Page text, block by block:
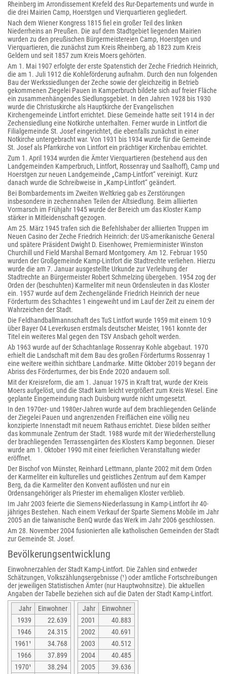
Rheinberg im Arrondissement Krefeld des Rur-Departements und wurde in
die drei Mairien Camp, Hoerstgen und Vierquartieren gegliedert.
Nach dem Wiener Kongress 1815 fiel ein großer Teil des linken
Niederrheins an Preußen. Die auf dem Stadtgebiet liegenden Mairien
wurden zu den preußischen Bürgermeistereien Camp, Hoerstgen und
Vierquartieren, die zunächst zum Kreis Rheinberg, ab 1823 zum Kreis
Geldern und seit 1857 zum Kreis Moers gehörten.
Am 1. Mai 1907 erfolgte der erste Spatenstich der Zeche Friedrich Heinrich,
die am 1. Juli 1912 die Kohleförderung aufnahm. Durch den nun folgenden
Bau der Werkssiedlungen der Zeche sowie der gleichzeitig in Betrieb
gekommenen Ziegelei Pauen in Kamperbruch bildete sich auf freier Fläche
ein zusammenhängendes Siedlungsgebiet. In den Jahren 1928 bis 1930
wurde die Christuskirche als Hauptkirche der Evangelischen
Kirchengemeinde Lintfort errichtet. Diese Gemeinde hatte seit 1914 in der
Zechensiedlung eine Notkirche unterhalten. Ferner wurde in Lintfort die
Filialgemeinde St. Josef eingerichtet, die ebenfalls zunächst in einer
Notkirche untergebracht war. Von 1931 bis 1934 wurde für die Gemeinde
St. Josef als Pfarrkirche von Lintfort ein prächtiger Kirchenbau errichtet.
Zum 1. April 1934 wurden die Ämter Vierquartieren (bestehend aus den
Landgemeinden Kamperbruch, Lintfort, Rossenray und Saalhoff), Camp und
Hoerstgen zur neuen Landgemeinde „Camp-Lintfort“ vereinigt. Kurz
danach wurde die Schreibweise in „Kamp-Lintfort“ geändert.
Bei Bombardements im Zweiten Weltkrieg gab es Zerstörungen
insbesondere in zechennahen Teilen der Altsiedlung. Beim alliierten
Vormarsch im Frühjahr 1945 wurde der Bereich um das Kloster Kamp
stärker in Mitleidenschaft gezogen.
Am 25. März 1945 trafen sich die Befehlshaber der alliierten Truppen im
Neuen Casino der Zeche Friedrich Heinrich: der US-amerikanische General
und spätere Präsident Dwight D. Eisenhower, Premierminister Winston
Churchill und Field Marshal Bernard Montgomery. Am 12. Februar 1950
wurden der Großgemeinde Kamp-Lintfort die Stadtrechte verliehen. Hierzu
wurde die am 7. Januar ausgestellte Urkunde zur Verleihung der
Stadtrechte an Bürgermeister Robert Schmelzing übergeben. 1954 zog der
Orden der (beschuhten) Karmeliter mit neun Ordensleuten in das Kloster
ein. 1957 wurde auf dem Zechengelände Friedrich Heinrich der neue
Förderturm des Schachtes 1 eingeweiht und im Lauf der Zeit zu einem der
Wahrzeichen der Stadt.
Die Feldhandballmannschaft des TuS Lintfort wurde 1959 mit einem 10:9
über Bayer 04 Leverkusen erstmals deutscher Meister, 1961 konnte der
Titel ein weiteres Mal gegen den TSV Ansbach geholt werden.
Ab 1963 wurde auf der Schachtanlage Rossenray Kohle abgebaut. 1970
erhielt die Landschaft mit dem Bau des großen Förderturms Rossenray 1
eine weitere weithin sichtbare Landmarke. Mitte Oktober 2019 begann der
Abriss des Förderturmes, der bis Ende 2020 andauern soll.
Mit der Kreisreform, die am 1. Januar 1975 in Kraft trat, wurde der Kreis
Moers aufgelöst, und die Stadt kam leicht vergrößert zum Kreis Wesel. Eine
geplante Eingemeindung nach Duisburg wurde nicht umgesetzt.
In den 1970er- und 1980er-Jahren wurde auf dem brachliegenden Gelände
der Ziegelei Pauen und angrenzenden Freiflächen eine völlig neu
konzipierte Innenstadt mit neuem Rathaus errichtet. Diese bilden seither
das kommunale Zentrum der Stadt. 1988 wurde mit der Wiederherstellung
der brachliegenden Terrassengärten des Klosters Kamp begonnen. Dieser
wurde am 1. Oktober 1990 mit einer feierlichen Veranstaltung wieder
eröffnet.
Der Bischof von Münster, Reinhard Lettmann, plante 2002 mit dem Orden
der Karmeliter ein kulturelles und geistliches Zentrum auf dem Kamper
Berg, da die Karmeliter den Konvent auflösten und nur ein
Ordensangehöriger als Priester im ehemaligen Kloster verblieb.
Im Jahr 2003 feierte die Siemens-Niederlassung in Kamp-Lintfort ihr 40-
jähriges Bestehen. Nach einem Verkauf der Sparte Siemens Mobile im Jahr
2005 an die taiwanische BenQ wurde das Werk im Jahr 2006 geschlossen.
Am 28. November 2004 fusionierten alle katholischen Gemeinden der Stadt
zur Gemeinde St. Josef.
Bevölkerungsentwicklung
Einwohnerzahlen der Stadt Kamp-Lintfort. Die Zahlen sind entweder
Schätzungen, Volkszählungsergebnisse (¹) oder amtliche Fortschreibungen
der jeweiligen Statistischen Ämter (nur Hauptwohnsitze). Die aktuellen
Angaben der Tabelle beziehen sich auf die Daten der Stadt Kamp-Lintfort.
Jahr
Einwohner
1939
22.639
1946
24.315
1961¹
34.768
1966
37.899
1970¹
38.294
Jahr
Einwohner
2001
40.883
2002
40.691
2003
40.512
2004
40.485
2005
39.636